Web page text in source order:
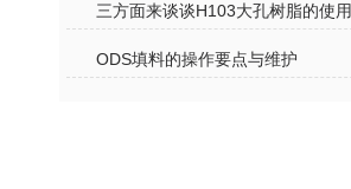
三方面来谈谈H103大孔树脂的使用
ODS填料的操作要点与维护